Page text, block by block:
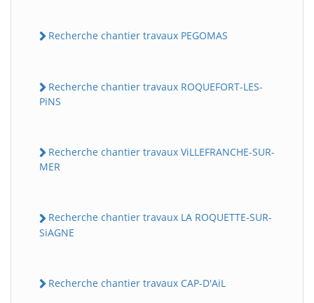
Recherche chantier travaux PEGOMAS
Recherche chantier travaux ROQUEFORT-LES-
PiNS
Recherche chantier travaux ViLLEFRANCHE-SUR-
MER
Recherche chantier travaux LA ROQUETTE-SUR-
SiAGNE
Recherche chantier travaux CAP-D'AiL